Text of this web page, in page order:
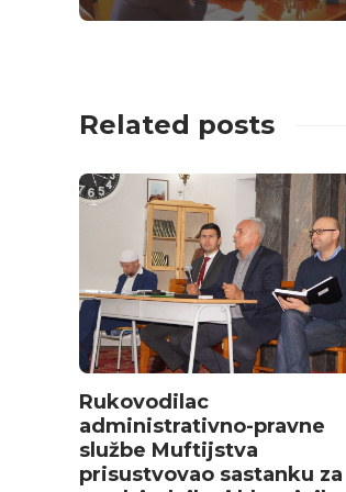
Related posts
Rukovodilac
administrativno-pravne
službe Muftijstva
prisustvovao sastanku za